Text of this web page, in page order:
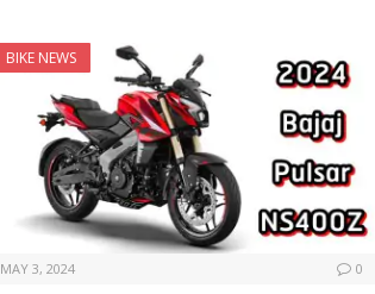
BIKE NEWS
MAY 3, 2024 0